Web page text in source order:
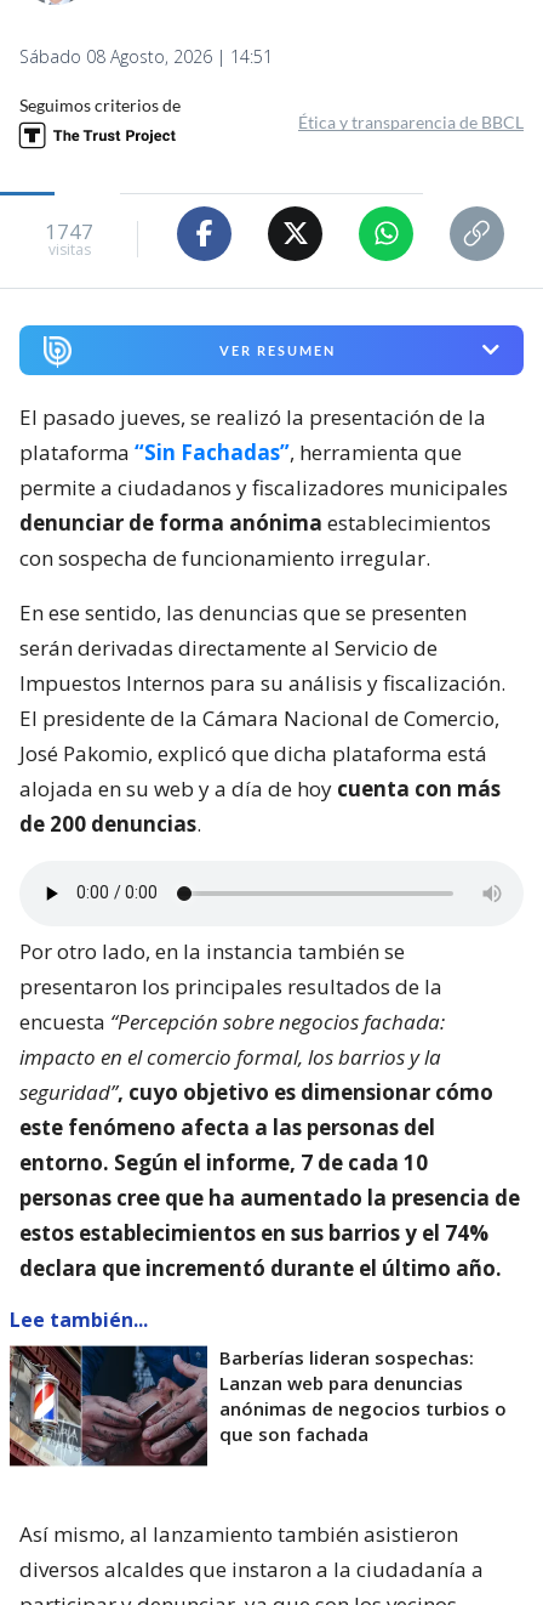
Sábado 08 Agosto, 2026 | 14:51
Seguimos criterios de
Ética y transparencia de BBCL
1747
visitas
VER RESUMEN
El pasado jueves, se realizó la presentación de la
plataforma “Sin Fachadas”, herramienta que
permite a ciudadanos y fiscalizadores municipales
denunciar de forma anónima establecimientos
con sospecha de funcionamiento irregular.
En ese sentido, las denuncias que se presenten
serán derivadas directamente al Servicio de
Impuestos Internos para su análisis y fiscalización.
El presidente de la Cámara Nacional de Comercio,
José Pakomio, explicó que dicha plataforma está
alojada en su web y a día de hoy cuenta con más
de 200 denuncias.
Por otro lado, en la instancia también se
presentaron los principales resultados de la
encuesta “Percepción sobre negocios fachada:
impacto en el comercio formal, los barrios y la
seguridad”, cuyo objetivo es dimensionar cómo
este fenómeno afecta a las personas del
entorno. Según el informe, 7 de cada 10
personas cree que ha aumentado la presencia de
estos establecimientos en sus barrios y el 74%
declara que incrementó durante el último año.
Lee también...
Barberías lideran sospechas:
Lanzan web para denuncias
anónimas de negocios turbios o
que son fachada
Así mismo, al lanzamiento también asistieron
diversos alcaldes que instaron a la ciudadanía a